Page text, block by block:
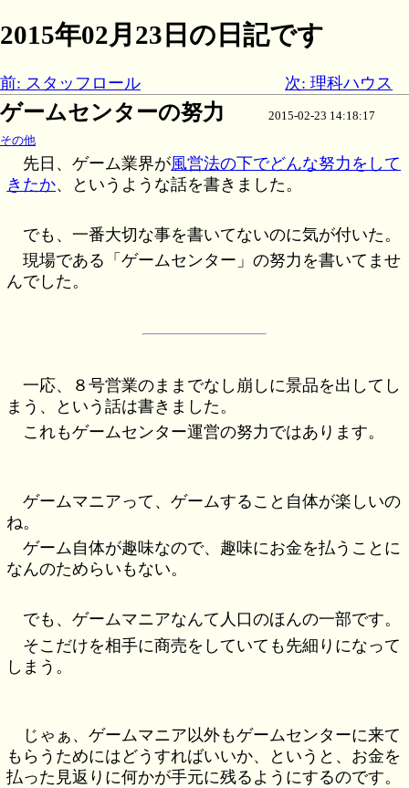
2015年02月23日の日記です
前: スタッフロール 次: 理科ハウス
ゲームセンターの努力
2015-02-23 14:18:17
その他
先日、ゲーム業界が風営法の下でどんな努力をして
きたか、というような話を書きました。
でも、一番大切な事を書いてないのに気が付いた。
現場である「ゲームセンター」の努力を書いてませ
んでした。
一応、８号営業のままでなし崩しに景品を出してし
まう、という話は書きました。
これもゲームセンター運営の努力ではあります。
ゲームマニアって、ゲームすること自体が楽しいの
ね。
ゲーム自体が趣味なので、趣味にお金を払うことに
なんのためらいもない。
でも、ゲームマニアなんて人口のほんの一部です。
そこだけを相手に商売をしていても先細りになって
しまう。
じゃぁ、ゲームマニア以外もゲームセンターに来て
もらうためにはどうすればいいか、というと、お金を
払った見返りに何かが手元に残るようにするのです。